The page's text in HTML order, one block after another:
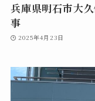
兵庫県明石市大
事
2025年4月23日